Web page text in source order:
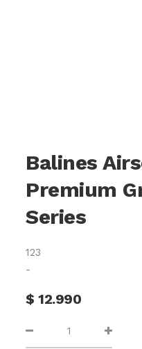
Balines
Premium
Series
123
-
$12.990